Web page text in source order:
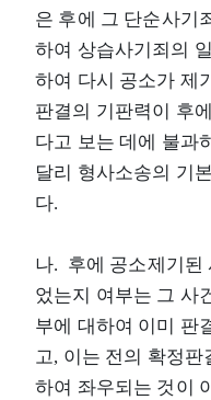
은 후에 그 단순사기
하여 상습사기죄의
하여 다시 공소가 제
판결의 기판력이 후
다고 보는 데에 불과
달리 형사소송의 기
다.
나. 후에 공소제기된
었는지 여부는 그 사
부에 대하여 이미 판
고, 이는 전의 확정판
하여 좌우되는 것이